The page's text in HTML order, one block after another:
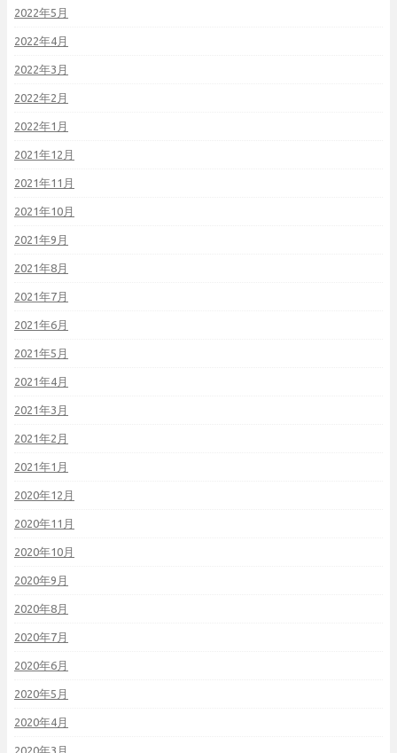
2022年5月
2022年4月
2022年3月
2022年2月
2022年1月
2021年12月
2021年11月
2021年10月
2021年9月
2021年8月
2021年7月
2021年6月
2021年5月
2021年4月
2021年3月
2021年2月
2021年1月
2020年12月
2020年11月
2020年10月
2020年9月
2020年8月
2020年7月
2020年6月
2020年5月
2020年4月
2020年3月